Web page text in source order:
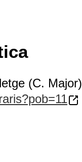
(C. Major)